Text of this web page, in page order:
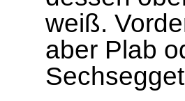
weiß.
aber Plab